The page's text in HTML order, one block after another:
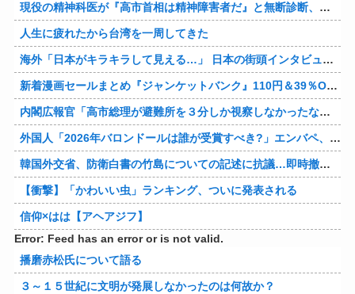
現役の精神科医が『高市首相は精神障害者だ』と無断診断、その結果に左派が歓喜した様子を見せており……
人生に疲れたから台湾を一周してきた
海外「日本がキラキラして見える…」 日本の街頭インタビューに登場した女子高生4人組がエモすぎると話題に
新着漫画セールまとめ『ジャンケットバンク』110円＆39％OFF！『クレヨンしんちゃん』はなんと各33円に！
内閣広報官「高市総理が避難所を３分しか視察しなかったなんてデマ！50分いたぞ😡」 →しかし事実上の視察は数分で正解
外国人「2026年バロンドールは誰が受賞すべき?」エンバペ、今季無冠でも初受賞か!?海外ファンが考える本命とは!?【海外の反応】
韓国外交省、防衛白書の竹島についての記述に抗議…即時撤回要求、日本公使呼び出す！
【衝撃】「かわいい虫」ランキング、ついに発表される
信仰×はは【アヘアジフ】
Error: Feed has an error or is not valid.
播磨赤松氏について語る
３～１５世紀に文明が発展しなかったのは何故か？